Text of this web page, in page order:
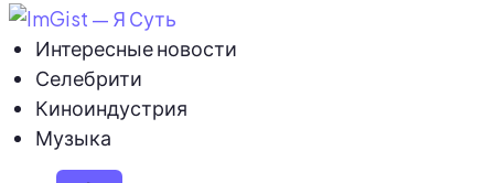
Интересные новости
Селебрити
Киноиндустрия
Музыка